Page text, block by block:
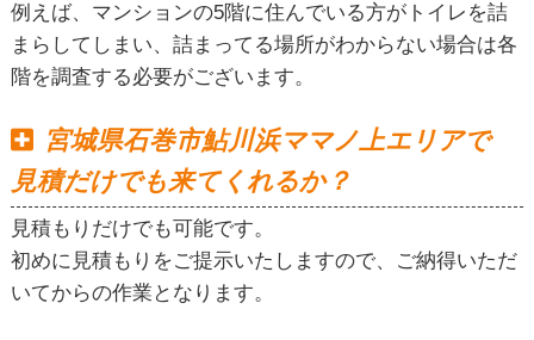
例えば、マンションの5階に住んでいる方がトイレを詰
まらしてしまい、詰まってる場所がわからない場合は各
階を調査する必要がございます。
宮城県石巻市鮎川浜ママノ上エリアで
見積だけでも来てくれるか？
見積もりだけでも可能です。
初めに見積もりをご提示いたしますので、ご納得いただ
いてからの作業となります。